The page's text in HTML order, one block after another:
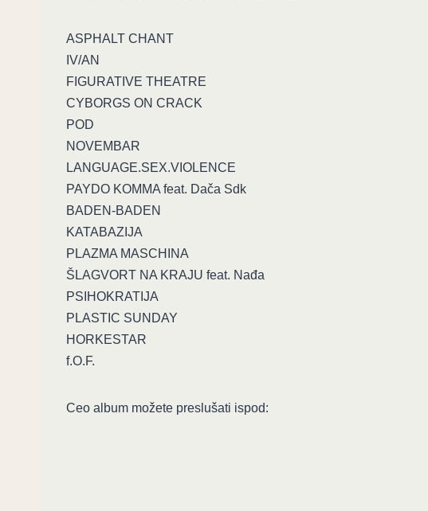
ASPHALT CHANT
IV/AN
FIGURATIVE THEATRE
CYBORGS ON CRACK
POD
NOVEMBAR
LANGUAGE.SEX.VIOLENCE
PAYDO KOMMA feat. Dača Sdk
BADEN-BADEN
KATABAZIJA
PLAZMA MASCHINA
ŠLAGVORT NA KRAJU feat. Nađa
PSIHOKRATIJA
PLASTIC SUNDAY
HORKESTAR
f.O.F.
Ceo album možete preslušati ispod: